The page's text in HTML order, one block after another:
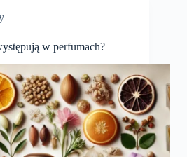
w perfumach?